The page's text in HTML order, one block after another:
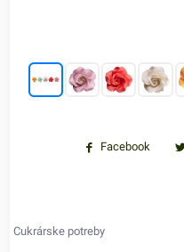
Facebook
Cukrárske potreby